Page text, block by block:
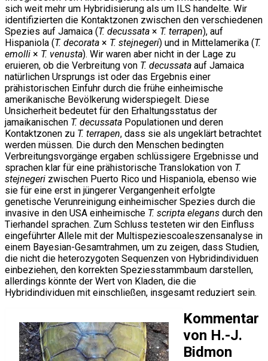
sich weit mehr um Hybridisierung als um ILS handelte. Wir
identifizierten die Kontaktzonen zwischen den verschiedenen
Spezies auf Jamaica (T. decussata × T. terrapen), auf
Hispaniola (T. decorata × T. stejnegeri) und in Mittelamerika (T.
emolli × T. venusta). Wir waren aber nicht in der Lage zu
eruieren, ob die Verbreitung von T. decussata auf Jamaica
natürlichen Ursprungs ist oder das Ergebnis einer
prähistorischen Einfuhr durch die frühe einheimische
amerikanische Bevölkerung widerspiegelt. Diese
Unsicherheit bedeutet für den Erhaltungsstatus der
jamaikanischen T. decussata Populationen und deren
Kontaktzonen zu T. terrapen, dass sie als ungeklärt betrachtet
werden müssen. Die durch den Menschen bedingten
Verbreitungsvorgänge ergaben schlüssigere Ergebnisse und
sprachen klar für eine prähistorische Translokation von T.
stejnegeri zwischen Puerto Rico und Hispaniola, ebenso wie
sie für eine erst in jüngerer Vergangenheit erfolgte
genetische Verunreinigung einheimischer Spezies durch die
invasive in den USA einheimische T. scripta elegans durch den
Tierhandel sprachen. Zum Schluss testeten wir den Einfluss
eingeführter Allele mit der Multispeziescoaleszensanalyse in
einem Bayesian-Gesamtrahmen, um zu zeigen, dass Studien,
die nicht die heterozygoten Sequenzen von Hybridindividuen
einbeziehen, den korrekten Speziesstammbaum darstellen,
allerdings könnte der Wert von Kladen, die die
Hybridindividuen mit einschließen, insgesamt reduziert sein.
Kommentar
von H.-J.
Bidmon